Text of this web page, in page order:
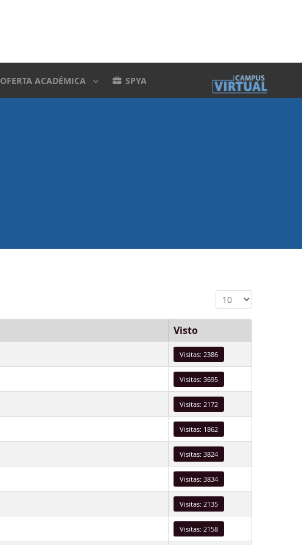
OFERTA ACADÉMICA SPYA
Cantidad a
Visto
Visitas: 2386
Visitas: 3695
Visitas: 2172
Visitas: 1862
Visitas: 3824
Visitas: 3834
Visitas: 2135
Visitas: 2158